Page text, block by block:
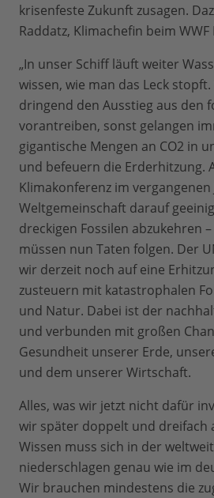
krisenfeste Zukunft zusagen.
Raddatz, Klimachefin beim
„In unser Schiff läuft weiter
wissen, wie man das Leck
dringend den Ausstieg aus den
vorantreiben, sonst gelangen
gigantische Mengen an CO2 in
und befeuern die Erderhitzung.
Klimakonferenz im vergangenen
Weltgemeinschaft darauf
dreckigen Fossilen abzukehren
müssen nun Taten folgen. Der
wir derzeit noch auf eine
zusteuern mit katastrophalen
und Natur. Dabei ist der
und verbunden mit großen
Gesundheit unserer Erde,
und dem unserer Wirtschaft.
Alles, was wir jetzt nicht dafür
wir später doppelt und dreifach
Wissen muss sich in der
niederschlagen genau wie im
Wir brauchen mindestens die